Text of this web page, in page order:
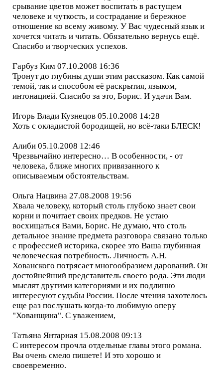
срывание цветов может воспитать в растущем
человеке и чуткость, и сострадание и бережное
отношение ко всему живому. У Вас чудесный язык и
хочется читать и читать. Обязательно вернусь ещё.
Спасибо и творческих успехов.
Гарбуз Ким 07.10.2008 16:36
Тронут до глубины души этим рассказом. Как самой
темой, так и способом её раскрытия, языком,
интонацией. Спасибо за это, Борис. И удачи Вам.
Игорь Влади Кузнецов 05.10.2008 14:28
Хоть с окладистой бородищей, но всё-таки БЛЕСК!
Алиби 05.10.2008 12:46
Чрезвычайно интересно… В особенности, - от
человека, ближе многих привязанного к
описываемым обстоятельствам.
Ольга Нацвина 27.08.2008 19:56
Хвала человеку, который столь глубоко знает свои
корни и почитает своих предков. Не устаю
восхищаться Вами, Борис. Не думаю, что столь
детальное знание предмета разговора связано только
с профессией историка, скорее это Ваша глубинная
человеческая потребность. Личность А.Н.
Хованского потрясает многообразием дарований. Он
достойнейший представитель своего рода. Эти люди
мыслят другими категориями и их подлинно
интересуют судьбы России. После чтения захотелось
еще раз послушать когда-то любимую оперу
"Хованщина". С уважением,
Татьяна Янтарная 15.08.2008 09:13
С интересом прочла отдельные главы этого романа.
Вы очень смело пишете! И это хорошо и
своевременно.